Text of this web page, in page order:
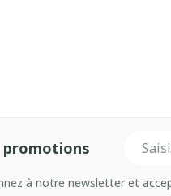
promotions
à notre newsletter et